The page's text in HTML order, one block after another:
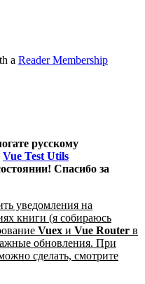
a Reader Membership
русскому
Vue Test Utils
Спасибо за
уведомления на
книги (я собираюсь
Vuex и Vue Router в
обновления. При
сделать, смотрите